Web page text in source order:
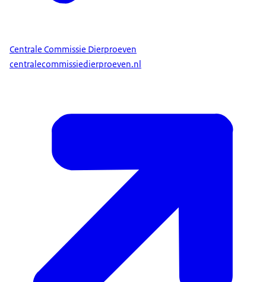
Centrale Commissie Dierproeven
centralecommissiedierproeven.nl